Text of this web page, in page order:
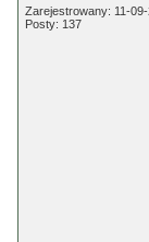
Zarejestrowany: 11-
Posty: 137